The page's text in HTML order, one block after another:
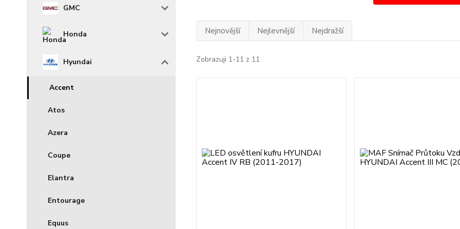
GMC
Honda
Hyundai
Accent
Atos
Azera
Coupe
Elantra
Entourage
Equus
Nejnovější Nejlevnější Nejdražší
Zobrazuji 1-11 z 11